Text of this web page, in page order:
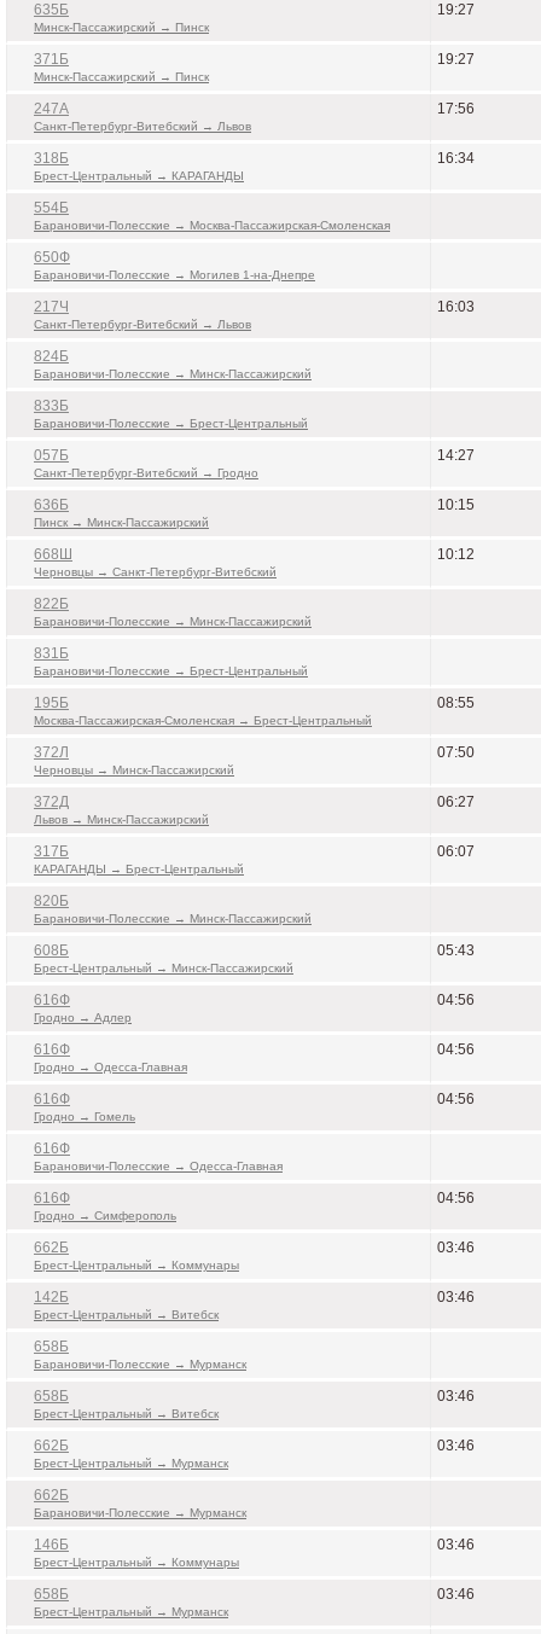
635Б
Минск-Пассажирский → Пинск
19:27
371Б
Минск-Пассажирский → Пинск
19:27
247А
Санкт-Петербург-Витебский → Львов
17:56
318Б
Брест-Центральный → КАРАГАНДЫ
16:34
554Б
Барановичи-Полесские → Москва-Пассажирская-Смоленская
650Ф
Барановичи-Полесские → Могилев 1-на-Днепре
217Ч
Санкт-Петербург-Витебский → Львов
16:03
824Б
Барановичи-Полесские → Минск-Пассажирский
833Б
Барановичи-Полесские → Брест-Центральный
057Б
Санкт-Петербург-Витебский → Гродно
14:27
636Б
Пинск → Минск-Пассажирский
10:15
668Ш
Черновцы → Санкт-Петербург-Витебский
10:12
822Б
Барановичи-Полесские → Минск-Пассажирский
831Б
Барановичи-Полесские → Брест-Центральный
195Б
Москва-Пассажирская-Смоленская → Брест-Центральный
08:55
372Л
Черновцы → Минск-Пассажирский
07:50
372Д
Львов → Минск-Пассажирский
06:27
317Б
КАРАГАНДЫ → Брест-Центральный
06:07
820Б
Барановичи-Полесские → Минск-Пассажирский
608Б
Брест-Центральный → Минск-Пассажирский
05:43
616Ф
Гродно → Адлер
04:56
616Ф
Гродно → Одесса-Главная
04:56
616Ф
Гродно → Гомель
04:56
616Ф
Барановичи-Полесские → Одесса-Главная
616Ф
Гродно → Симферополь
04:56
662Б
Брест-Центральный → Коммунары
03:46
142Б
Брест-Центральный → Витебск
03:46
658Б
Барановичи-Полесские → Мурманск
658Б
Брест-Центральный → Витебск
03:46
662Б
Брест-Центральный → Мурманск
03:46
662Б
Барановичи-Полесские → Мурманск
146Б
Брест-Центральный → Коммунары
03:46
658Б
Брест-Центральный → Мурманск
03:46